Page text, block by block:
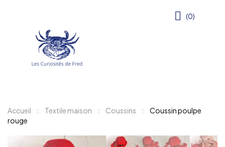
(0)
Accueil Textile maison Coussins
Coussin poulpe
rouge